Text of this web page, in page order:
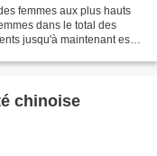
femmes aux plus hauts
dans le total des
jusqu'à maintenant est
chinoise